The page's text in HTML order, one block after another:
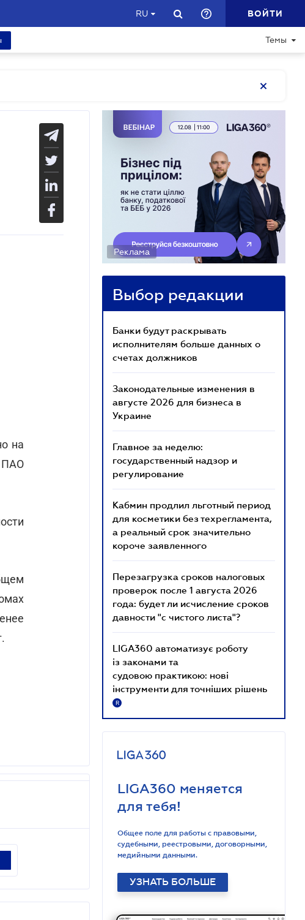
RU ВОЙТИ
Темы
на
ПАО
Реклама
Выбор редакции
Банки будут раскрывать
исполнителям больше данных о
счетах должников
Законодательные изменения в
августе 2026 для бизнеса в
Украине
Главное за неделю:
государственный надзор и
регулирование
Кабмин продлил льготный период
для косметики без техрегламента,
а реальный срок значительно
короче заявленного
Перезагрузка сроков налоговых
проверок после 1 августа 2026
года: будет ли исчисление сроков
давности "с чистого листа"?
LIGA360 автоматизує роботу
із законами та
судовою практикою: нові
інструменти для точніших рішень
R
LIGA360 меняется
для тебя!
Общее поле для работы с правовыми,
судебными, реестровыми, договорными,
медийными данными.
УЗНАТЬ БОЛЬШЕ